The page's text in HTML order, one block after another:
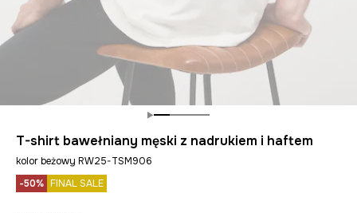
T-shirt bawełniany męski z nadrukiem i haftem
kolor beżowy RW25-TSM906
-50% FINAL SALE